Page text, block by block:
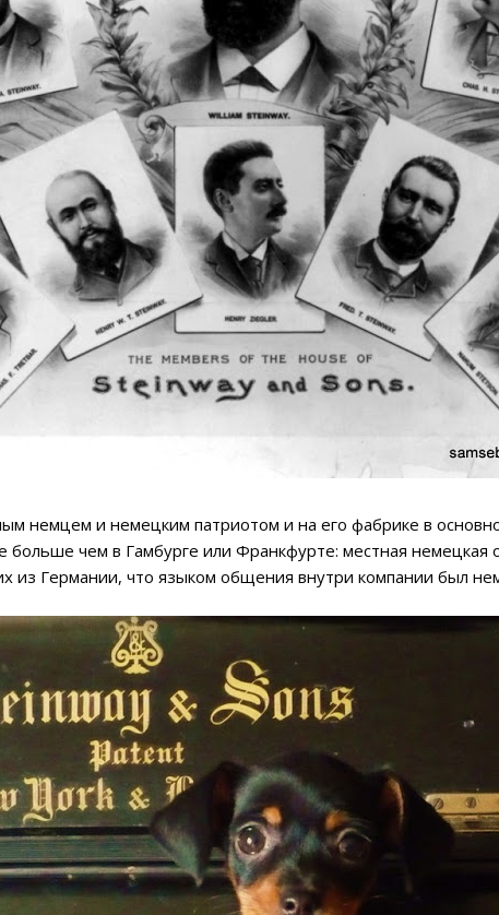
немцем и немецким патриотом и на его фабрике в
больше чем в Гамбурге или Франкфурте: местная
из Германии, что языком общения внутри компании был